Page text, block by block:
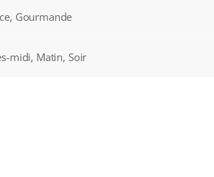
Gourmande
midi, Matin, Soir